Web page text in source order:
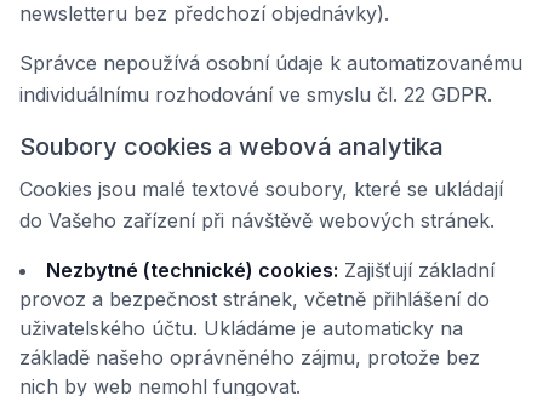
newsletteru bez předchozí objednávky).
Správce nepoužívá osobní údaje k automatizovanému
individuálnímu rozhodování ve smyslu čl. 22 GDPR.
Soubory cookies a webová analytika
Cookies jsou malé textové soubory, které se ukládají
do Vašeho zařízení při návštěvě webových stránek.
Nezbytné (technické) cookies: Zajišťují základní
provoz a bezpečnost stránek, včetně přihlášení do
uživatelského účtu. Ukládáme je automaticky na
základě našeho oprávněného zájmu, protože bez
nich by web nemohl fungovat.